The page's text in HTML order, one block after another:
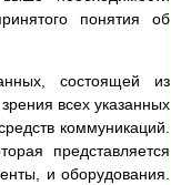
понятия об
состоящей из
всех указанных
коммуникаций.
представляется
и оборудования.